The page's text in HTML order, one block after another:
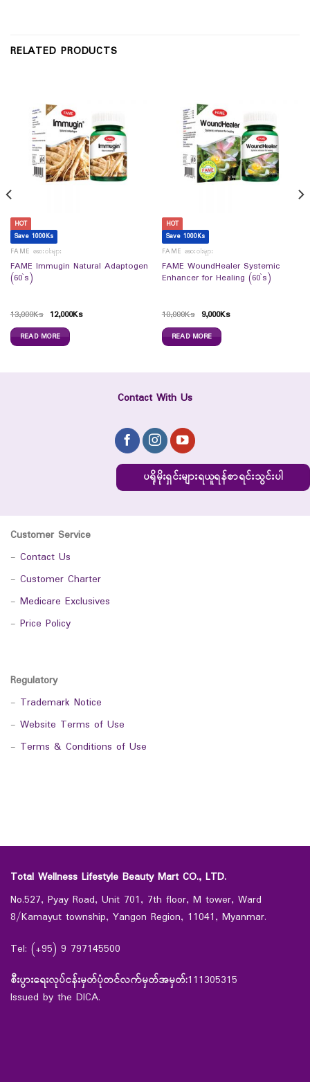
RELATED PRODUCTS
HOT
Save 1000Ks
FAME ဆေးဝါးများ
FAME Immugin Natural Adaptogen
(60`s)
13,000Ks 12,000Ks
READ MORE
HOT
Save 1000Ks
FAME ဆေးဝါးများ
FAME WoundHealer Systemic
Enhancer for Healing (60`s)
10,000Ks 9,000Ks
READ MORE
Contact With Us
ပရိုမိုးရှင်းများရယူရန်စာရင်းသွင်းပါ
Customer Service
- Contact Us
- Customer Charter
- Medicare Exclusives
- Price Policy
Regulatory
- Trademark Notice
- Website Terms of Use
- Terms & Conditions of Use
Total Wellness Lifestyle Beauty Mart CO., LTD.
No.527, Pyay Road, Unit 701, 7th floor, M tower, Ward
8/Kamayut township, Yangon Region, 11041, Myanmar.
Tel: (+95) 9 797145500
စီးပွားရေးလုပ်ငန်းမှတ်ပုံတင်လက်မှတ်အမှတ်:111305315
Issued by the DICA.